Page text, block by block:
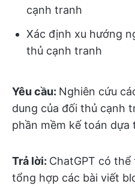
cạnh tranh
Xác định xu hướng
thủ cạnh tranh
Yêu cầu: Nghiên cứu
dung của đối thủ cạnh
phần mềm kế toán dựa
Trả lời: ChatGPT có
tổng hợp các bài viết